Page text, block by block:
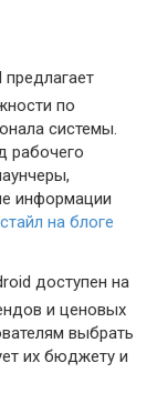
предлагает
по
системы.
рабочего
информации
на блоге
доступен на
и ценовых
выбрать
их бюджету и